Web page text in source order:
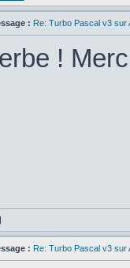
: Re: Turbo Pascal v3 sur
!
: Re: Turbo Pascal v3 sur